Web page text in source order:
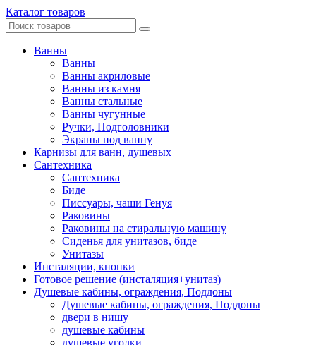
Каталог товаров
Ванны
Ванны
Ванны акриловые
Ванны из камня
Ванны стальные
Ванны чугунные
Ручки, Подголовники
Экраны под ванну
Карнизы для ванн, душевых
Сантехника
Сантехника
Биде
Писсуары, чаши Генуя
Раковины
Раковины на стиральную машину
Сиденья для унитазов, биде
Унитазы
Инсталяции, кнопки
Готовое решение (инсталяция+унитаз)
Душевые кабины, ограждения, Поддоны
Душевые кабины, ограждения, Поддоны
двери в нишу
душевые кабины
душевые уголки